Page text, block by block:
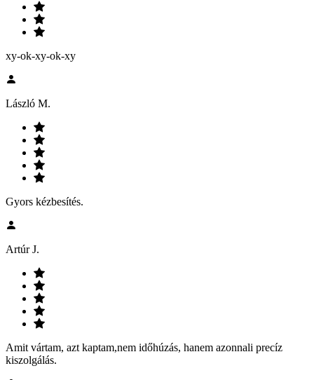
xy-ok-xy-ok-xy
László M.
Gyors kézbesítés.
Artúr J.
Amit vártam, azt kaptam,nem időhúzás, hanem azonnali precíz
kiszolgálás.